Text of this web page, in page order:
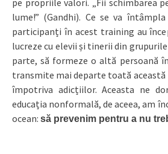
lume!” (Gandhi). Ce se va
participanți în acest training au
lucreze cu elevii și tinerii din
parte, să formeze o altă persoană
transmite mai departe toată
împotriva adicțiilor. Aceasta ne
educația nonformală, de aceea, am
ocean: să prevenim pentru a nu